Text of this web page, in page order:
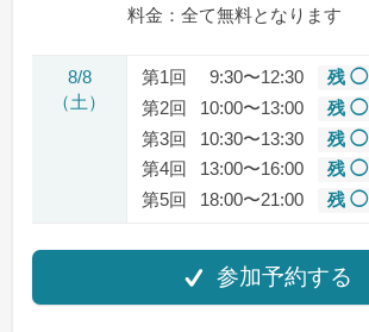
料金：全て無料となります
8/8
（土）
第1回 9:30〜12:30
残 ◯
第2回
10:00〜13:00
残 ◯
第3回
10:30〜13:30
残 ◯
第4回
13:00〜16:00
残 ◯
第5回
18:00〜21:00 残 ◯
参加予約する